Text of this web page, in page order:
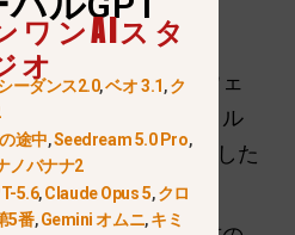
クフロー：異なるウェ
容量の4Kビデオファイル
したり再アップロードした
ます。.
ワンAIスタ
オ
ーダンス2.0,ベオ 3.1,ク
途中,Seedream 5.0 Pro,
ノバナナ2
5.6,Claude Opus 5,クロ
5番,Gemini オムニ,キミ